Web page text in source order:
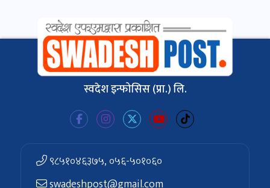
स्वदेश इन्फोसिस (प्रा.) लि.
९८५१०४६३७५, ०५६-५०१०६०